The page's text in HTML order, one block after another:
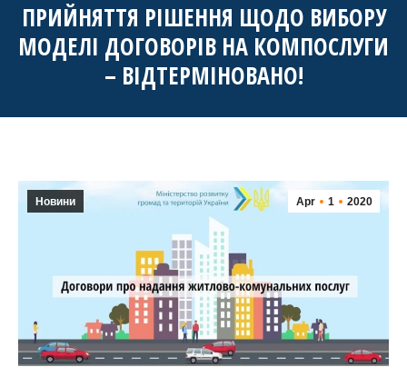
ПРИЙНЯТТЯ РІШЕННЯ ЩОДО ВИБОРУ
МОДЕЛІ ДОГОВОРІВ НА КОМПОСЛУГИ
– ВІДТЕРМІНОВАНО!
Apr 1 2020
Новини